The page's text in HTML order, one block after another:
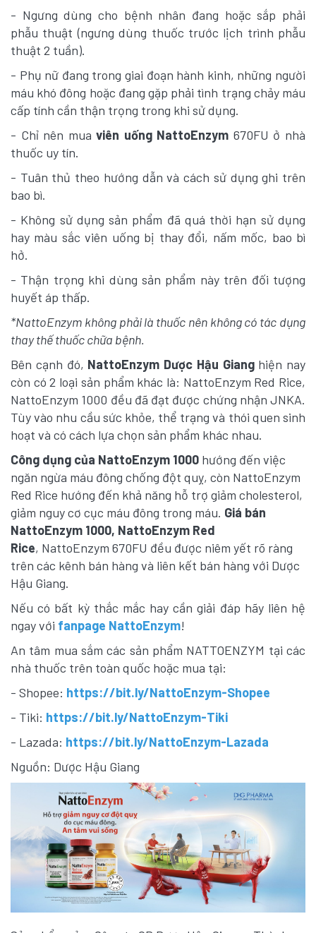
- Ngưng dùng cho bệnh nhân đang hoặc sắp phải
phẫu thuật (ngưng dùng thuốc trước lịch trình phẫu
thuật 2 tuần).
- Phụ nữ đang trong giai đoạn hành kinh, những người
máu khó đông hoặc đang gặp phải tình trạng chảy máu
cấp tính cần thận trọng trong khi sử dụng.
- Chỉ nên muaviên uống NattoEnzym 670FU ở nhà
thuốc uy tín.
- Tuân thủ theo hướng dẫn và cách sử dụng ghi trên
bao bì.
- Không sử dụng sản phẩm đã quá thời hạn sử dụng
hay màu sắc viên uống bị thay đổi, nấm mốc, bao bì
hở.
- Thận trọng khi dùng sản phẩm này trên đối tượng
huyết áp thấp.
*NattoEnzym không phải là thuốc nên không có tác dụng
thay thế thuốc chữa bệnh.
Bên cạnh đó, NattoEnzym Dược Hậu Gianghiện nay
còn có 2 loại sản phẩm khác là: NattoEnzym Red Rice,
NattoEnzym 1000 đều đã đạt được chứng nhận JNKA.
Tùy vào nhu cầu sức khỏe, thể trạng và thói quen sinh
hoạt và có cách lựa chọn sản phẩm khác nhau.
Công dụng của NattoEnzym 1000 hướng đến việc
ngăn ngừa máu đông chống đột quỵ, còn NattoEnzym
Red Rice hướng đến khả năng hỗ trợ giảm cholesterol,
giảm nguy cơ cục máu đông trong máu. Giá bán
NattoEnzym 1000, NattoEnzym Red
Rice, NattoEnzym 670FU đều được niêm yết rõ ràng
trên các kênh bán hàng và liên kết bán hàng với Dược
Hậu Giang.
Nếu có bất kỳ thắc mắc hay cần giải đáp hãy liên hệ
ngay với fanpage NattoEnzym!
An tâm mua sắm các sản phẩm NATTOENZYM tại các
nhà thuốc trên toàn quốc hoặc mua tại:
- Shopee: https://bit.ly/NattoEnzym-Shopee
- Tiki: https://bit.ly/NattoEnzym-Tiki
- Lazada: https://bit.ly/NattoEnzym-Lazada
Nguồn: Dược Hậu Giang